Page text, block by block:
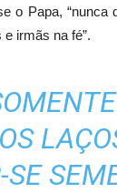
o Papa,
irmãs na fé”.
SE